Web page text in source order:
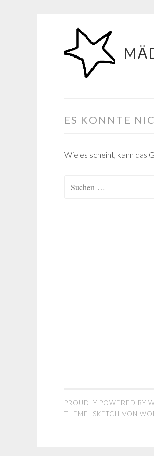
Zum
Inhalt
springen
ES KONNTE
Wie es scheint, kann das
PROUDLY POWERED BY
THEME: SKETCH VON